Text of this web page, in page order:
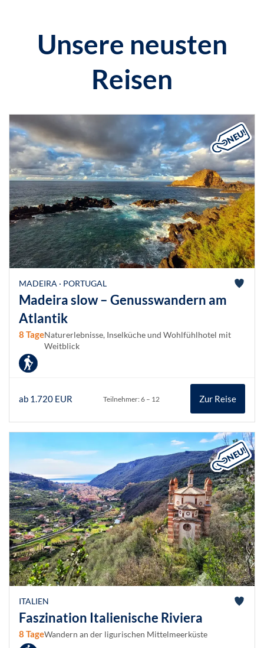
Unsere neusten
Reisen
MADEIRA · PORTUGAL
Madeira slow – Genusswandern am
Atlantik
8 TageNaturerlebnisse, Inselküche und Wohlfühlhotel mit
Weitblick
ab 1.720 EUR Teilnehmer: 6 – 12 Zur Reise
ITALIEN
Faszination Italienische Riviera
8 TageWandern an der ligurischen Mittelmeerküste